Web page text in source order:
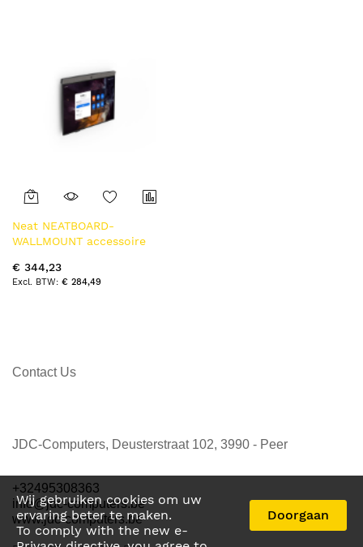
Wij gebruiken cookies om uw
ervaring beter te maken.
To comply with the new e-
Doorgaan
Neat NEATBOARD-
WALLMOUNT accessoire
Support Zwart
€ 344,23
€ 284,49
Contact Us
JDC-Computers, Deusterstraat 102, 3990 - Peer
+32495308363
info@jdc-computers.be
www.jdc-computers.be